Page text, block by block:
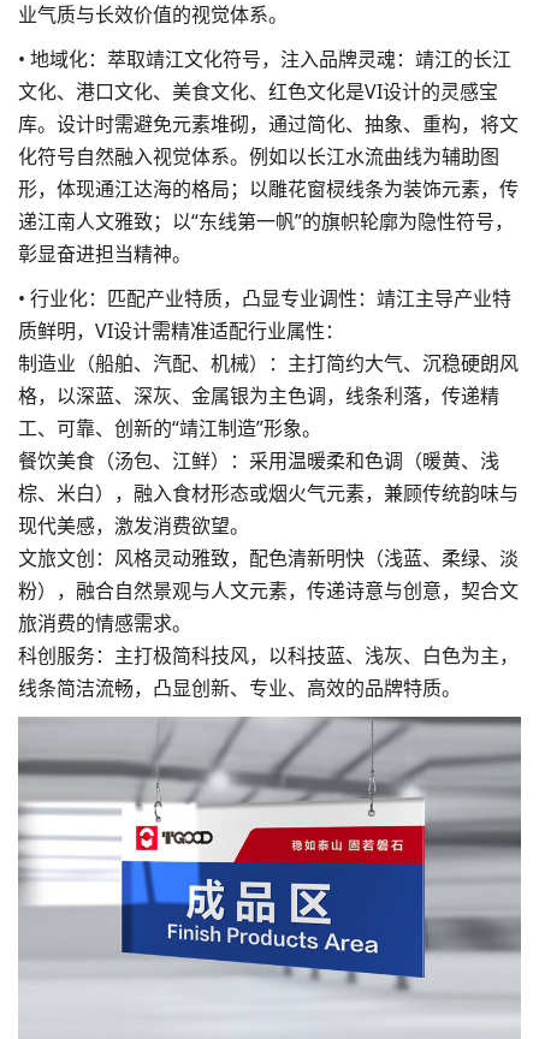
业气质与长效价值的视觉体系。
• 地域化：萃取靖江文化符号，注入品牌灵魂：靖江的长江
文化、港口文化、美食文化、红色文化是VI设计的灵感宝
库。设计时需避免元素堆砌，通过简化、抽象、重构，将文
化符号自然融入视觉体系。例如以长江水流曲线为辅助图
形，体现通江达海的格局；以雕花窗棂线条为装饰元素，传
递江南人文雅致；以“东线第一帆”的旗帜轮廓为隐性符号，
彰显奋进担当精神。
• 行业化：匹配产业特质，凸显专业调性：靖江主导产业特
质鲜明，VI设计需精准适配行业属性：
制造业（船舶、汽配、机械）：主打简约大气、沉稳硬朗风
格，以深蓝、深灰、金属银为主色调，线条利落，传递精
工、可靠、创新的“靖江制造”形象。
餐饮美食（汤包、江鲜）：采用温暖柔和色调（暖黄、浅
棕、米白），融入食材形态或烟火气元素，兼顾传统韵味与
现代美感，激发消费欲望。
文旅文创：风格灵动雅致，配色清新明快（浅蓝、柔绿、淡
粉），融合自然景观与人文元素，传递诗意与创意，契合文
旅消费的情感需求。
科创服务：主打极简科技风，以科技蓝、浅灰、白色为主，
线条简洁流畅，凸显创新、专业、高效的品牌特质。